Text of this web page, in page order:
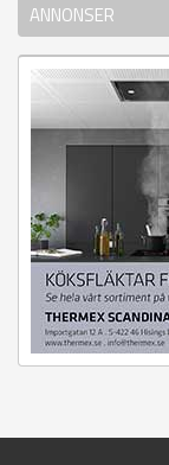
ANNONSER